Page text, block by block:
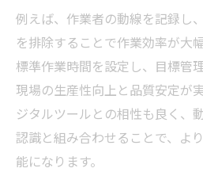
例えば、作業者の動線を記録し
を排除することで作業効率が大
標準作業時間を設定し、目標管
現場の生産性向上と品質安定が
ジタルツールとの相性も良く、
認識と組み合わせることで、よ
能になります。